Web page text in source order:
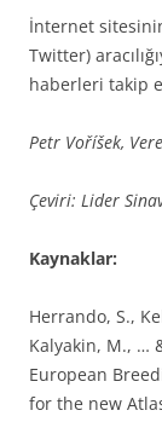
İnternet
Twitter)
haberleri takip
Petr Voříšek,
Çeviri: Lider
Kaynaklar:
Herrando, S.,
Kalyakin, M., …
European
for the new